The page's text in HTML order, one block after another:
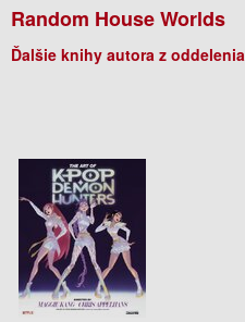
Random House Worlds
Ďalšie knihy autora z oddelenia